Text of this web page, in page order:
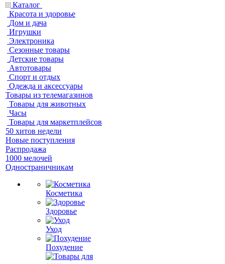
Каталог
Красота и здоровье
Дом и дача
Игрушки
Электроника
Сезонные товары
Детские товары
Автотовары
Спорт и отдых
Одежда и аксессуары
Товары из телемагазинов
Товары для животных
Часы
Товары для маркетплейсов
50 хитов недели
Новые поступления
Распродажа
1000 мелочей
Одностраничникам
Косметика
Здоровье
Уход
Похудение